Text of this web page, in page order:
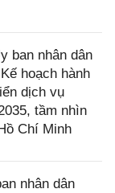
ban nhân dân
hoạch hành
dịch vụ
tầm nhìn
Chí Minh
nhân dân